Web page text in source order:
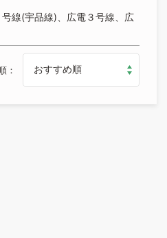
線(宇品線)、広電３号線、広